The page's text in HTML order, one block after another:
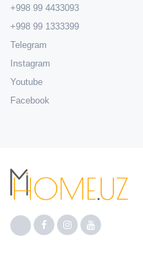
+998 99 4433093
+998 99 1333399
Telegram
Instagram
Youtube
Facebook